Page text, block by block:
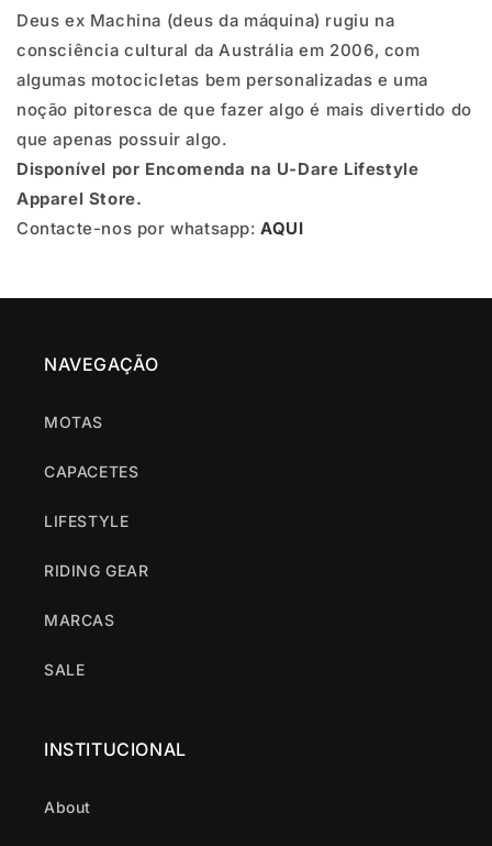
RHODO
Deus ex Machina (deus da máquina) rugiu na
consciência cultural da Austrália em 2006, com
algumas motocicletas bem personalizadas e uma
noção pitoresca de que fazer algo é mais divertido do
que apenas possuir algo.
Disponível por Encomenda na U-Dare Lifestyle
Apparel Store.
Contacte-nos por whatsapp:AQUI
NAVEGAÇÃO
MOTAS
CAPACETES
LIFESTYLE
RIDING GEAR
MARCAS
SALE
INSTITUCIONAL
About